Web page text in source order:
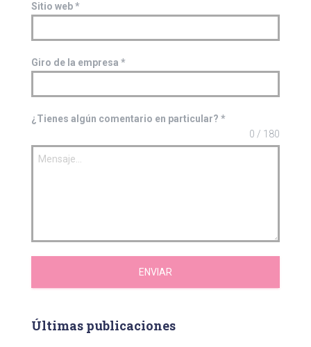
Sitio web*
Giro de la empresa *
¿Tienes algún comentario en particular? *
0 / 180
ENVIAR
Últimas publicaciones